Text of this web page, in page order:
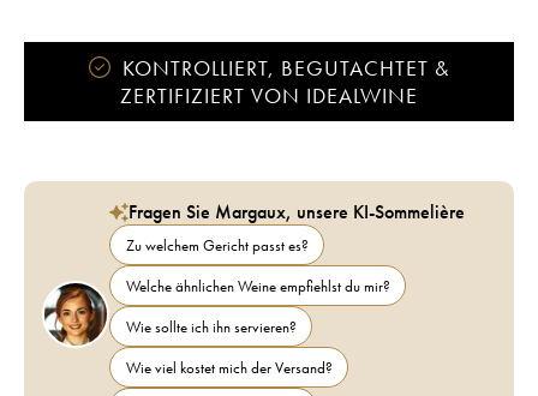
KONTROLLIERT, BEGUTACHTET &
ZERTIFIZIERT VON IDEALWINE
Fragen Sie Margaux, unsere KI-Sommelière
Zu welchem Gericht passt es?
Welche ähnlichen Weine empfiehlst du mir?
Wie sollte ich ihn servieren?
Wie viel kostet mich der Versand?